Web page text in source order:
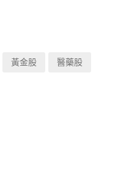
黃金股 醫藥股